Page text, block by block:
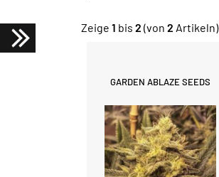
Zeige 1 bis 2 (von 2 Artikeln)
GARDEN ABLAZE SEEDS